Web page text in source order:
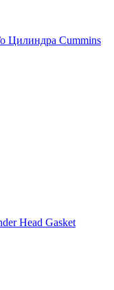
Цилиндра Cummins
Head Gasket